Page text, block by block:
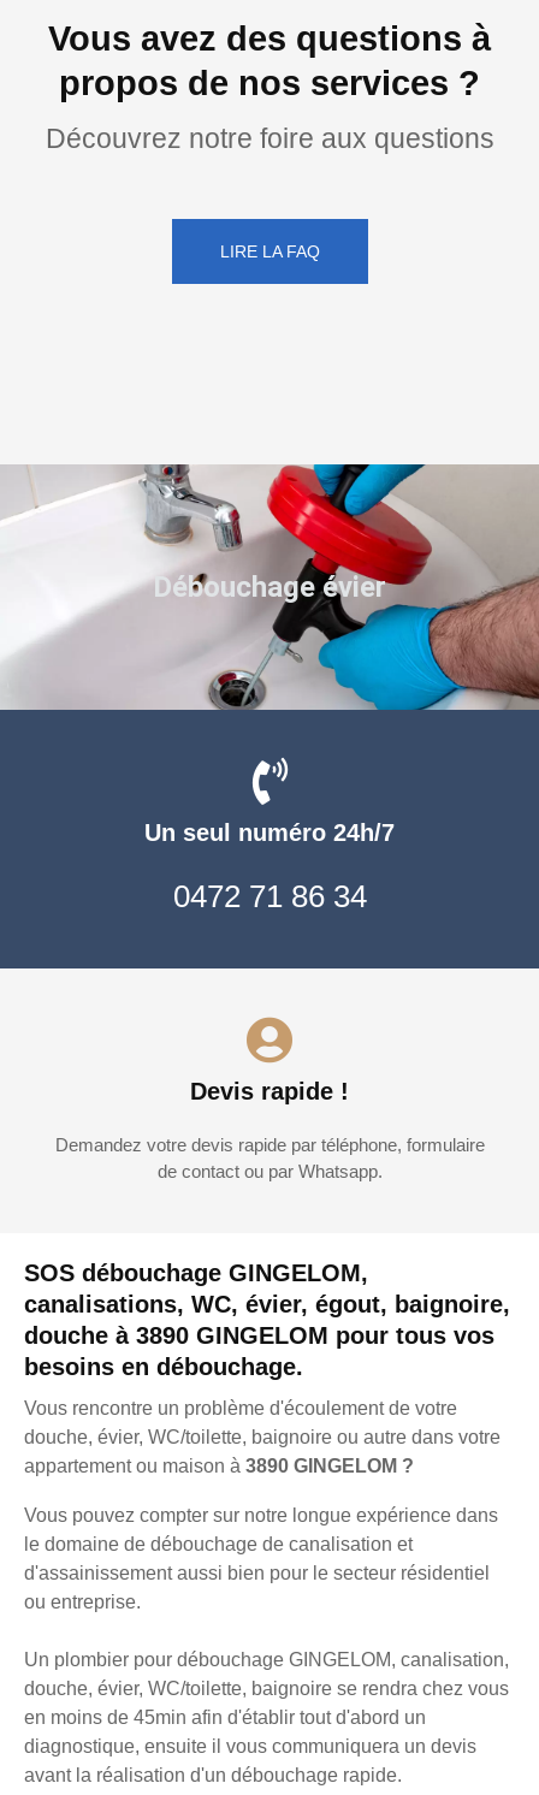
Vous avez des questions à
propos de nos services ?
Découvrez notre foire aux questions
LIRE LA FAQ
SOS débouchage GINGELOM,
canalisations, WC, évier, égout, baignoire,
douche à 3890 GINGELOM pour tous vos
besoins en débouchage.
Vous rencontre un problème d'écoulement de votre
douche, évier, WC/toilette, baignoire ou autre dans votre
appartement ou maison à 3890 GINGELOM ?
Vous pouvez compter sur notre longue expérience dans
le domaine de débouchage de canalisation et
d'assainissement aussi bien pour le secteur résidentiel
ou entreprise.
Un plombier pour débouchage GINGELOM, canalisation,
douche, évier, WC/toilette, baignoire se rendra chez vous
en moins de 45min afin d'établir tout d'abord un
diagnostique, ensuite il vous communiquera un devis
avant la réalisation d'un débouchage rapide.
Un seul numéro 24h/7
0472 71 86 34
Devis rapide !
Demandez votre devis rapide par téléphone, formulaire
de contact ou par Whatsapp.
Débouchage évier